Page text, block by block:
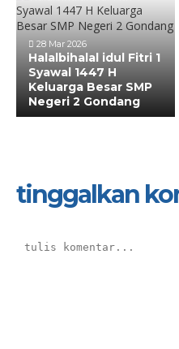
28 Mar 2026
Halalbihalal idul Fitri 1
Syawal 1447 H
Keluarga Besar SMP
Negeri 2 Gondang
tinggalkan